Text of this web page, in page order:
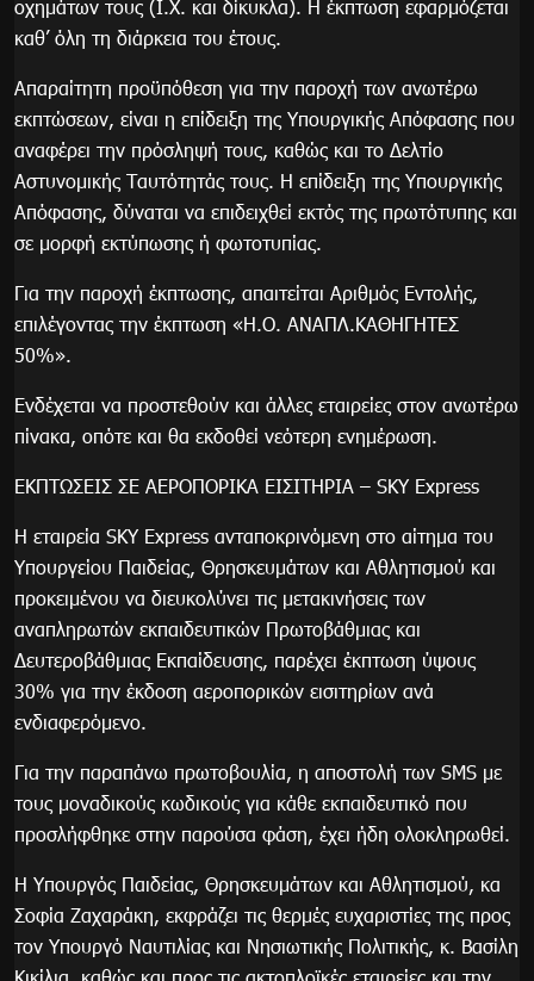
οχημάτων τους (Ι.Χ. και δίκυκλα). Η έκπτωση εφαρμόζεται
καθ’ όλη τη διάρκεια του έτους.
Απαραίτητη προϋπόθεση για την παροχή των ανωτέρω
εκπτώσεων, είναι η επίδειξη της Υπουργικής Απόφασης που
αναφέρει την πρόσληψή τους, καθώς και το Δελτίο
Αστυνομικής Ταυτότητάς τους. Η επίδειξη της Υπουργικής
Απόφασης, δύναται να επιδειχθεί εκτός της πρωτότυπης και
σε μορφή εκτύπωσης ή φωτοτυπίας.
Για την παροχή έκπτωσης, απαιτείται Αριθμός Εντολής,
επιλέγοντας την έκπτωση «Η.Ο. ΑΝΑΠΛ.ΚΑΘΗΓΗΤΕΣ
50%».
Ενδέχεται να προστεθούν και άλλες εταιρείες στον ανωτέρω
πίνακα, οπότε και θα εκδοθεί νεότερη ενημέρωση.
ΕΚΠΤΩΣΕΙΣ ΣΕ ΑΕΡΟΠΟΡΙΚΑ ΕΙΣΙΤΗΡΙΑ – SKY Express
H εταιρεία SKY Express ανταποκρινόμενη στο αίτημα του
Υπουργείου Παιδείας, Θρησκευμάτων και Αθλητισμού και
προκειμένου να διευκολύνει τις μετακινήσεις των
αναπληρωτών εκπαιδευτικών Πρωτοβάθμιας και
Δευτεροβάθμιας Εκπαίδευσης, παρέχει έκπτωση ύψους
30% για την έκδοση αεροπορικών εισιτηρίων ανά
ενδιαφερόμενο.
Για την παραπάνω πρωτοβουλία, η αποστολή των SMS με
τους μοναδικούς κωδικούς για κάθε εκπαιδευτικό που
προσλήφθηκε στην παρούσα φάση, έχει ήδη ολοκληρωθεί.
Η Υπουργός Παιδείας, Θρησκευμάτων και Αθλητισμού, κα
Σοφία Ζαχαράκη, εκφράζει τις θερμές ευχαριστίες της προς
τον Υπουργό Ναυτιλίας και Νησιωτικής Πολιτικής, κ. Βασίλη